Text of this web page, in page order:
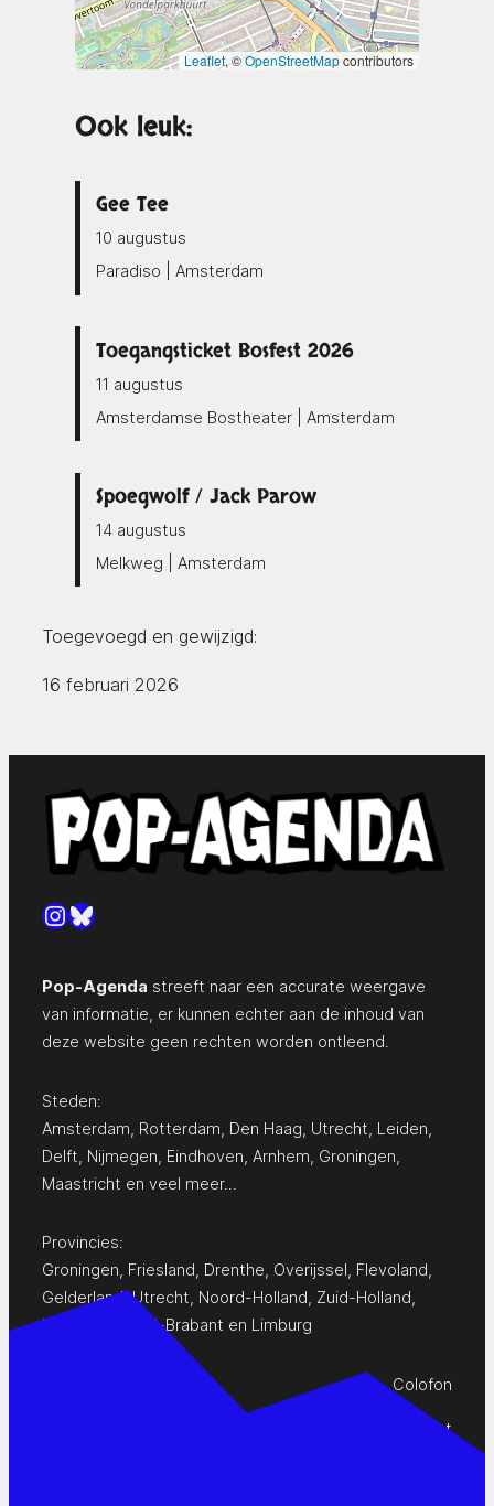
Leaflet, ©OpenStreetMapcontributors
Ook leuk:
Gee Tee
10 augustus
Paradiso | Amsterdam
Toegangsticket Bosfest 2026
11 augustus
Amsterdamse Bostheater | Amsterdam
Spoegwolf / Jack Parow
14 augustus
Melkweg | Amsterdam
Toegevoegd en gewijzigd:
16 februari 2026
Instagram
Bluesky
Pop-Agenda streeft naar een accurate weergave
van informatie, er kunnen echter aan de inhoud van
deze website geen rechten worden ontleend.
Steden:
Amsterdam Rotterdam Den Haag Utrecht Leiden
Delft Nijmegen Eindhoven Arnhem Groningen
Maastricht en veel meer…
Provincies:
Groningen, Friesland, Drenthe, Overijssel, Flevoland,
Gelderland,Utrecht, Noord-Holland, Zuid-Holland,
Zeeland
Noord-Brabant en Limburg
Colofon
Privacy Statement